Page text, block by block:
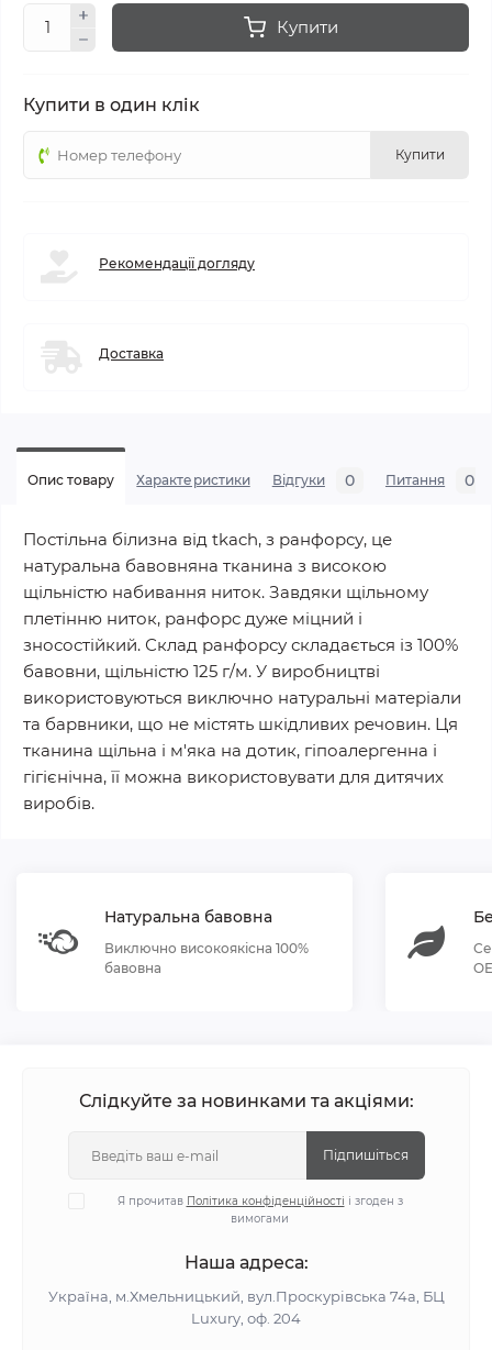
Купити
Купити в один клік
Купити
Рекомендації догляду
Доставка
Опис товару Характеристики Відгуки 0 Питання 0
Постільна білизна від tkach, з ранфорсу, це
натуральна бавовняна тканина з високою
щільністю набивання ниток. Завдяки щільному
плетінню ниток, ранфорс дуже міцний і
зносостійкий. Склад ранфорсу складається із 100%
бавовни, щільністю 125 г/м. У виробництві
використовуються виключно натуральні матеріали
та барвники, що не містять шкідливих речовин. Ця
тканина щільна і м'яка на дотик, гіпоалергенна і
гігієнічна, її можна використовувати для дитячих
виробів.
Натуральна бавовна
Виключно високоякісна 100%
бавовна
Слідкуйте за новинками та акціями:
Підпишіться
Я прочитав Політика конфіденційності і згоден з
вимогами
Наша адреса:
Україна, м.Хмельницький, вул.Проскурівська 74а, БЦ
Luxury, оф. 204